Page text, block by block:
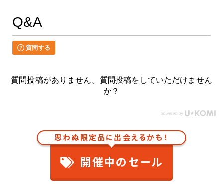
Q&A
質問する
質問投稿がありません。質問投稿をしていただけません
か？
思わぬ限定品に出会えるかも！
開催中のセール